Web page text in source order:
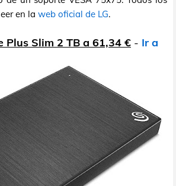
en la web oficial de LG.
Plus Slim 2 TB a 61,34 € - Ir a